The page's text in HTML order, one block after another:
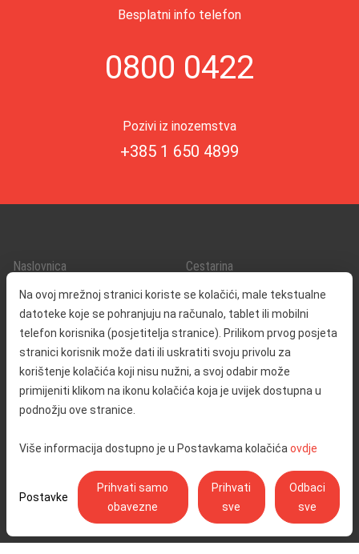
Na ovoj mrežnoj stranici koriste se kolačići, male tekstualne
datoteke koje se pohranjuju na računalo, tablet ili mobilni
telefon korisnika (posjetitelja stranice). Prilikom prvog posjeta
stranici korisnik može dati ili uskratiti svoju privolu za
korištenje kolačića koji nisu nužni, a svoj odabir može
primijeniti klikom na ikonu kolačića koja je uvijek dostupna u
podnožju ove stranice.
Više informacija dostupno je u Postavkama kolačića ovdje
Postavke
Prihvati samo
obavezne
Prihvati
sve
Odbaci
sve
Besplatni info telefon
0800 0422
Pozivi iz inozemstva
+385 1 650 4899
Naslovnica
O nama
Kontakt
Cestarina
Promet i sigurnost
Servisne informacije
Reklamacija
Javna nabava
Odnosi s javnošću
Izjava o pristupačnosti
Postavke kolačića